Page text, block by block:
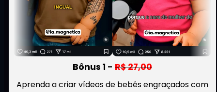
Bônus 1 - R$ 27,00
Aprenda a criar vídeos de bebês engraçados com